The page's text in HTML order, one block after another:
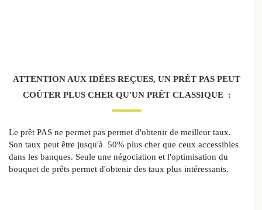
ATTENTION AUX IDÉES REÇUES, UN PRÊT PAS PEUT
COÛTER PLUS CHER QU'UN PRÊT CLASSIQUE :
Le prêt PAS ne permet pas permet d'obtenir de meilleur taux.
Son taux peut être jusqu'à 50% plus cher que ceux accessibles
dans les banques. Seule une négociation et l'optimisation du
bouquet de prêts permet d'obtenir des taux plus intéressants.